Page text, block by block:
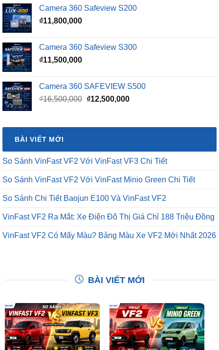
₫16,500,000.là:
Camera 360 Safeview S200
₫11,800,000
Camera 360 Safeview S300
₫11,500,000
Camera 360 SAFEVIEW S500
₫16,500,000 Giá
₫16,500,000.
₫12,500,000Giá
là:
BÀI VIẾT MỚI
So Sánh VinFast VF2 Với VinFast VF3 Chi Tiết
So Sánh VinFast VF2 Với VinFast Minio Green Chi Tiết
So Sánh Chi Tiết Baojun E100 Và VinFast VF2
VinFast VF2 Ra Mắt: Xe Điện Đô Thị Giá Chỉ 188 Triệu Đồng
VinFast VF2 Có Mấy Màu? Bảng Màu Xe VF2 Mới Nhất 2026
BÀI VIẾT MỚI